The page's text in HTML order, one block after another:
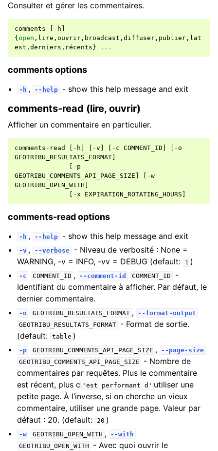
Consulter et gérer les commentaires.
comments - h
{ open , lire , ouvrir , broadcast , diffuser , publier , lat
est , derniers , récents } ...
comments options
-h , --help - show this help message and exit
comments-read (lire, ouvrir)
Afficher un commentaire en particulier.
comments - read - h -v - c COMMENT_ID -o
GEOTRIBU_RESULTATS_FORMAT
- p
GEOTRIBU_COMMENTS_API_PAGE_SIZE
-w
GEOTRIBU_OPEN_WITH
-x EXPIRATION_ROTATING_HOURS
comments-read options
-h , --help - show this help message and exit
-v , --verbose
- Niveau de verbosité : None =
WARNING, -v = INFO, -vv = DEBUG (default:
1 )
-c COMMENT_ID , --comment-id COMMENT_ID
-
Identifiant du commentaire à afficher. Par défaut, le
dernier commentaire.
-o GEOTRIBU_RESULTATS_FORMAT ,
--format-output
GEOTRIBU_RESULTATS_FORMAT
- Format de sortie.
(default: table )
-p GEOTRIBU_COMMENTS_API_PAGE_SIZE ,
--page-size
GEOTRIBU_COMMENTS_API_PAGE_SIZE
- Nombre de
commentaires par requêtes. Plus le commentaire
est récent, plus c 'est performant d' utiliser une
petite page. À l’inverse, si on cherche un vieux
commentaire, utiliser une grande page. Valeur par
défaut : 20. (default:
20 )
-w GEOTRIBU_OPEN_WITH ,
--with
GEOTRIBU_OPEN_WITH
- Avec quoi ouvrir le